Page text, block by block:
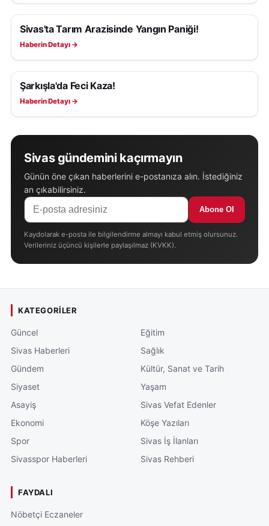
ASAYIŞ
Sivas'ta Tarım Arazisinde Yangın Paniği!
Haberin Detayı →
ASAYIŞ
Şarkışla'da Feci Kaza!
Haberin Detayı →
Sivas gündemini kaçırmayın
Günün öne çıkan haberlerini e-postanıza alın. İstediğiniz
an çıkabilirsiniz.
Abone Ol
Kaydolarak e-posta ile bilgilendirme almayı kabul etmiş olursunuz.
Verileriniz üçüncü kişilerle paylaşılmaz (KVKK).
KATEGORILER
Güncel
Sivas Haberleri
Gündem
Siyaset
Asayiş
Ekonomi
Spor
Sivasspor Haberleri
Eğitim
Sağlık
Kültür, Sanat ve Tarih
Yaşam
Sivas Vefat Edenler
Köşe Yazıları
Sivas İş İlanları
Sivas Rehberi
FAYDALI
Nöbetçi Eczaneler